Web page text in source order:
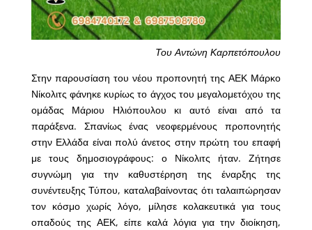
Του Αντώνη Καρπετόπουλου
Στην παρουσίαση του νέου προπονητή της ΑΕΚ Μάρκο
Νίκολιτς φάνηκε κυρίως το άγχος του μεγαλομετόχου της
ομάδας Μάριου Ηλιόπουλου κι αυτό είναι από τα
παράξενα. Σπανίως ένας νεοφερμένους προπονητής
στην Ελλάδα είναι πολύ άνετος στην πρώτη του επαφή
με τους δημοσιογράφους: ο Νίκολιτς ήταν. Ζήτησε
συγνώμη για την καθυστέρηση της έναρξης της
συνέντευξης Τύπου, καταλαβαίνοντας ότι ταλαιπώρησαν
τον κόσμο χωρίς λόγο, μίλησε κολακευτικά για τους
οπαδούς της ΑΕΚ, είπε καλά λόγια για την διοίκηση,